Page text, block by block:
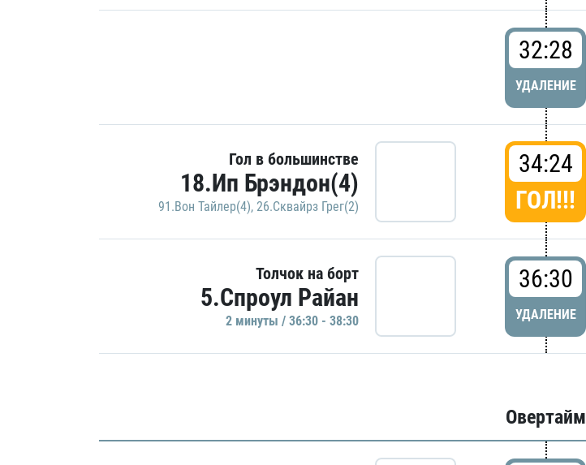
32:28
УДАЛЕНИЕ
Гол в большинстве
18.Ип Брэндон(4)
91.Вон Тайлер(4), 26.Сквайрз Грег(2)
34:24
ГОЛ!!!
Толчок на борт
5.Спроул Райан
2 минуты / 36:30 - 38:30
36:30
УДАЛЕНИЕ
Овертайм